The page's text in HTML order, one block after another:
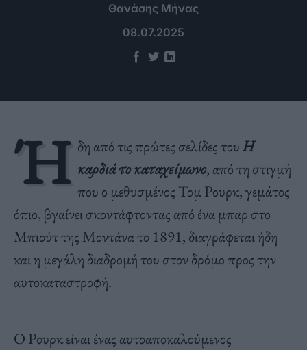
Θανάσης Μήνας
08.07.2025
Ή δη από τις πρώτες σελίδες τουΗ
καρδιά το καταχείμωνο, από τη στιγμή
που ο μεθυσμένος Τομ Ρουρκ, γεμάτος
όπιο, βγαίνει σκοντάφτοντας από ένα μπαρ στο
Μπιούτ της Μοντάνα το 1891, διαγράφεται ήδη
και η μεγάλη διαδρομή του στον δρόμο προς την
αυτοκαταστροφή.
Ο Ρουρκ είναι ένας αυτοαποκαλούμενος